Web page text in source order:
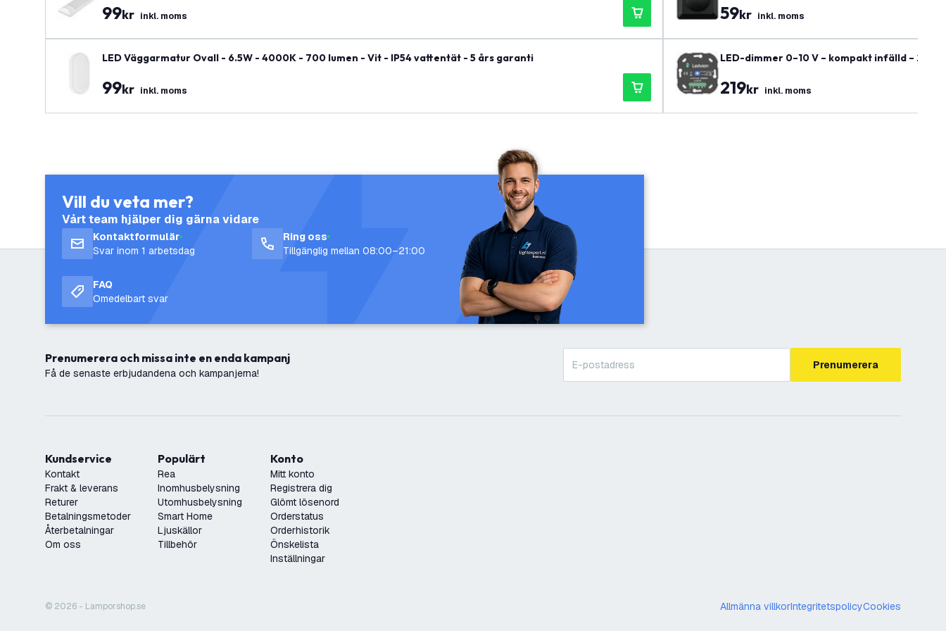
99kr inkl. moms
LED Väggarmatur Ovall - 6.5W - 4000K - 700 lumen - Vit - IP54 vattentät - 5 års garanti
99kr inkl. moms
59kr inkl. moms
LED-dimmer 0–10 V – kompakt infälld –
219kr inkl. moms
Vill du veta mer?
Vårt team hjälper dig gärna vidare
Kontaktformulär
Svar inom 1 arbetsdag
Ring oss
Tillgänglig mellan 08:00–21:00
FAQ
Omedelbart svar
Prenumerera och missa inte en enda kampanj
Få de senaste erbjudandena och kampanjerna!
Prenumerera
Kundservice
Kontakt
Frakt & leverans
Returer
Betalningsmetoder
Återbetalningar
Om oss
Populärt
Rea
Inomhusbelysning
Utomhusbelysning
Smart Home
Ljuskällor
Tillbehör
Konto
Mitt konto
Registrera dig
Glömt lösenord
Orderstatus
Orderhistorik
Önskelista
Inställningar
© 2026 - Lamporshop.se Allmänna villkorIntegritetspolicyCookies